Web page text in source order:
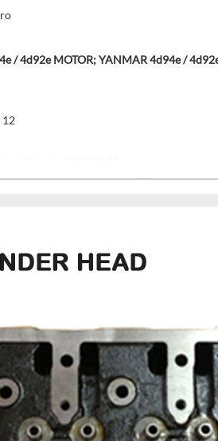
/ 4d92e MOTOR; YANMAR 4d94e /
12